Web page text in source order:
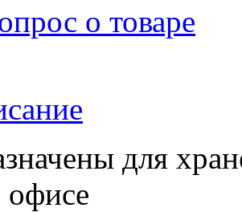
о товаре
для
офисе